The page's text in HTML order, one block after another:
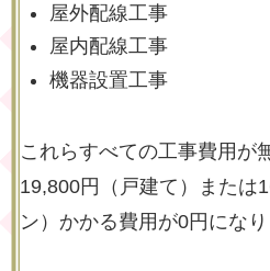
屋外配線工事
屋内配線工事
機器設置工事
これらすべての工事費用が
19,800円（戸建て）または
ン）かかる費用が0円になり